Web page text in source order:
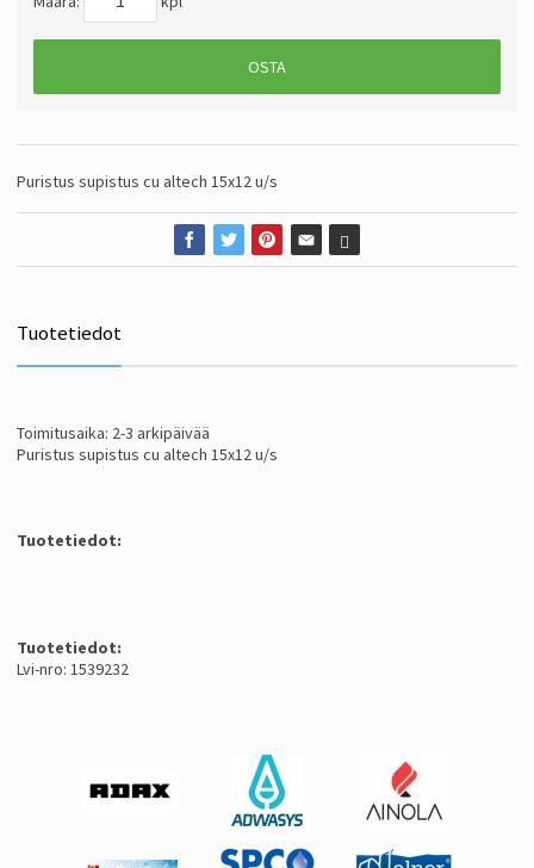
OSTA
Puristus supistus cu altech 15x12 u/s
Tuotetiedot
Toimitusaika: 2-3 arkipäivää
Puristus supistus cu altech 15x12 u/s
Tuotetiedot:
Tuotetiedot:
Lvi-nro: 1539232